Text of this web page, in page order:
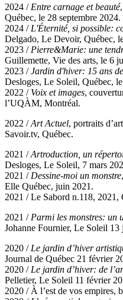
2024 /Entre carnage et beauté
Québec, le 28 septembre 2024.
2024 /L'Éternité, si possible:
Delgado, Le Devoir, Québec,
2023 /Pierre&Marie: une
Guillemette, Vie des arts, le 6
2023 /Jardin d'hiver: 15 ans
Desloges, Le Soleil, Québec,
2022 / Voix et images,
l’UQÀM, Montréal.
2022 /Art Actuel, portraits
Savoir.tv, Québec.
2021 /Artroduction, un
Desloges, Le Soleil, 7 mars
2021 /Dessine-moi un monstre
Elle Québec, juin 2021.
2021 / Le Sabord n.118, 2021,
2021 /Parmi les monstres: un
Johanne Fournier, Le Soleil 13
2020 /Le jardin d’hiver
Journal de Québec 21 février
2020 /Le jardin d’hiver: de
Pelletier, Le Soleil 11 février
2020 / À l’est de vos empires,